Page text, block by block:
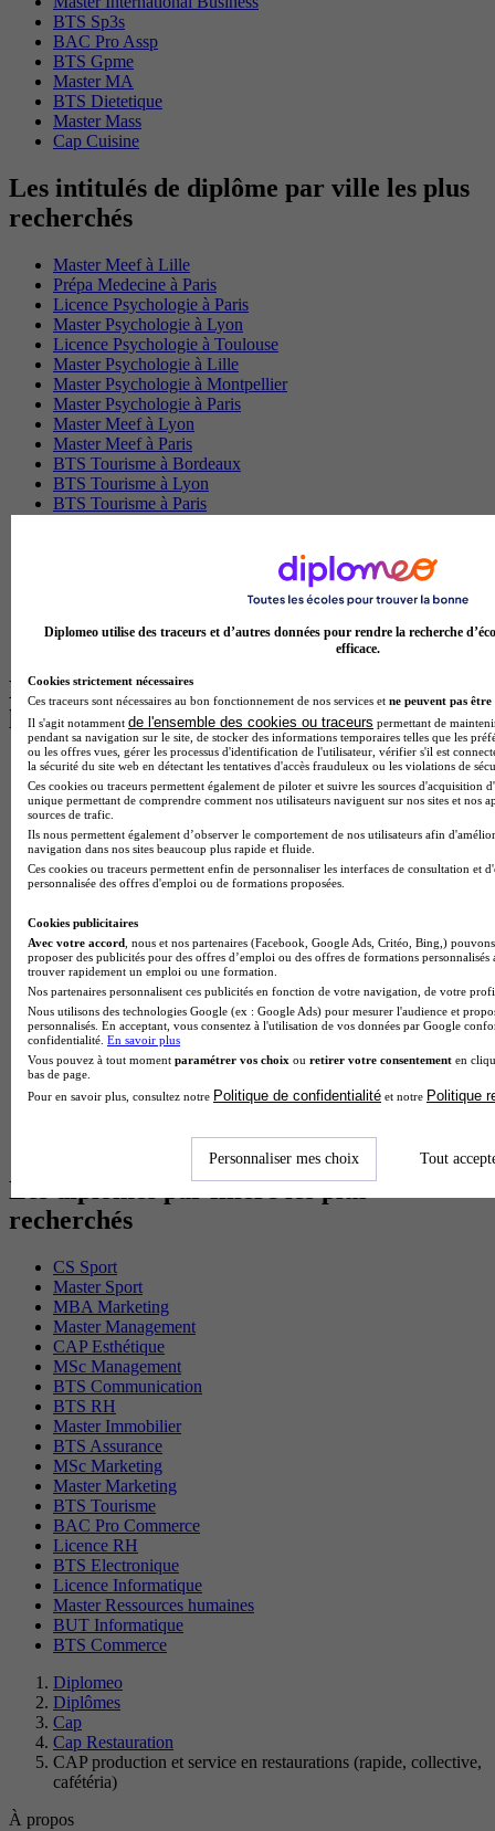
BTS Sp3s
BAC Pro Assp
BTS Gpme
Master MA
BTS Dietetique
Master Mass
Cap Cuisine
Les intitulés de diplôme par ville les plus
recherchés
Master Meef à Lille
Prépa Medecine à Paris
Licence Psychologie à Paris
Master Psychologie à Lyon
Licence Psychologie à Toulouse
Master Psychologie à Lille
Master Psychologie à Montpellier
Master Psychologie à Paris
Master Meef à Lyon
Master Meef à Paris
BTS Tourisme à Bordeaux
BTS Tourisme à Lyon
BTS Tourisme à Paris
BTS Communication à Bordeaux
Master Psychologie à Angers
BTS Communication à Lyon
BTS Ndrc à Lyon
Les intitulés de diplôme par alternance
les plus recherchés
BTS Esf en alternance
BTS Dietetique en alternance
BTS Mco en alternance
BTS Pi en alternance
BTS Sp3s en alternance
Master CCA en alternance
BTS Ndrc en alternance
Cap Fleuriste en alternance
BTS Sio en alternance
MSc Marketing Digital en alternance
BTS Gpme en alternance
Cap Electricien en alternance
BTS Gpn en alternance
BTS Domotique en alternance
BAC Pro Agora en alternance
BTS Sta en alternance
BTS Iris en alternance
BTS Ati en alternance
Les diplômes par filière les plus
recherchés
CS Sport
Master Sport
MBA Marketing
Master Management
CAP Esthétique
MSc Management
BTS Communication
BTS RH
Master Immobilier
BTS Assurance
MSc Marketing
Master Marketing
BTS Tourisme
BAC Pro Commerce
Licence RH
BTS Electronique
Licence Informatique
Master Ressources humaines
BUT Informatique
BTS Commerce
Diplomeo
Diplômes
Cap
Cap Restauration
CAP production et service en restaurations (rapide, collective,
cafétéria)
À propos
Diplomeo utilise des traceurs et d’autres données pour rendre la recherche
efficace.
Cookies strictement nécessaires
Ces traceurs sont nécessaires au bon fonctionnement de nos services et ne peuvent pas être
Il s'agit notamment de l'ensemble des cookies ou traceurs permettant de
pendant sa navigation sur le site, de stocker des informations temporaires telles que les
ou les offres vues, gérer les processus d'identification de l'utilisateur, vérifier s'il est
la sécurité du site web en détectant les tentatives d'accès frauduleux ou les violations de
Ces cookies ou traceurs permettent également de piloter et suivre les sources d'acquisition
unique permettant de comprendre comment nos utilisateurs naviguent sur nos sites et nos
sources de trafic.
Ils nous permettent également d’observer le comportement de nos utilisateurs afin
navigation dans nos sites beaucoup plus rapide et fluide.
Ces cookies ou traceurs permettent enfin de personnaliser les interfaces de consultation et
personnalisée des offres d'emploi ou de formations proposées.
Cookies publicitaires
Avec votre accord , nous et nos partenaires (Facebook, Google Ads, Critéo, Bing,)
proposer des publicités pour des offres d’emploi ou des offres de formations
trouver rapidement un emploi ou une formation.
Nos partenaires personnalisent ces publicités en fonction de votre navigation, de votre
Nous utilisons des technologies Google (ex : Google Ads) pour mesurer l'audience et
personnalisés. En acceptant, vous consentez à l'utilisation de vos données par Google
confidentialité. En savoir plus
Vous pouvez à tout moment paramétrer vos choix ou retirer votre consentement en
bas de page.
Pour en savoir plus, consultez notre Politique de confidentialité et notre Politique
Personnaliser mes choix Tout